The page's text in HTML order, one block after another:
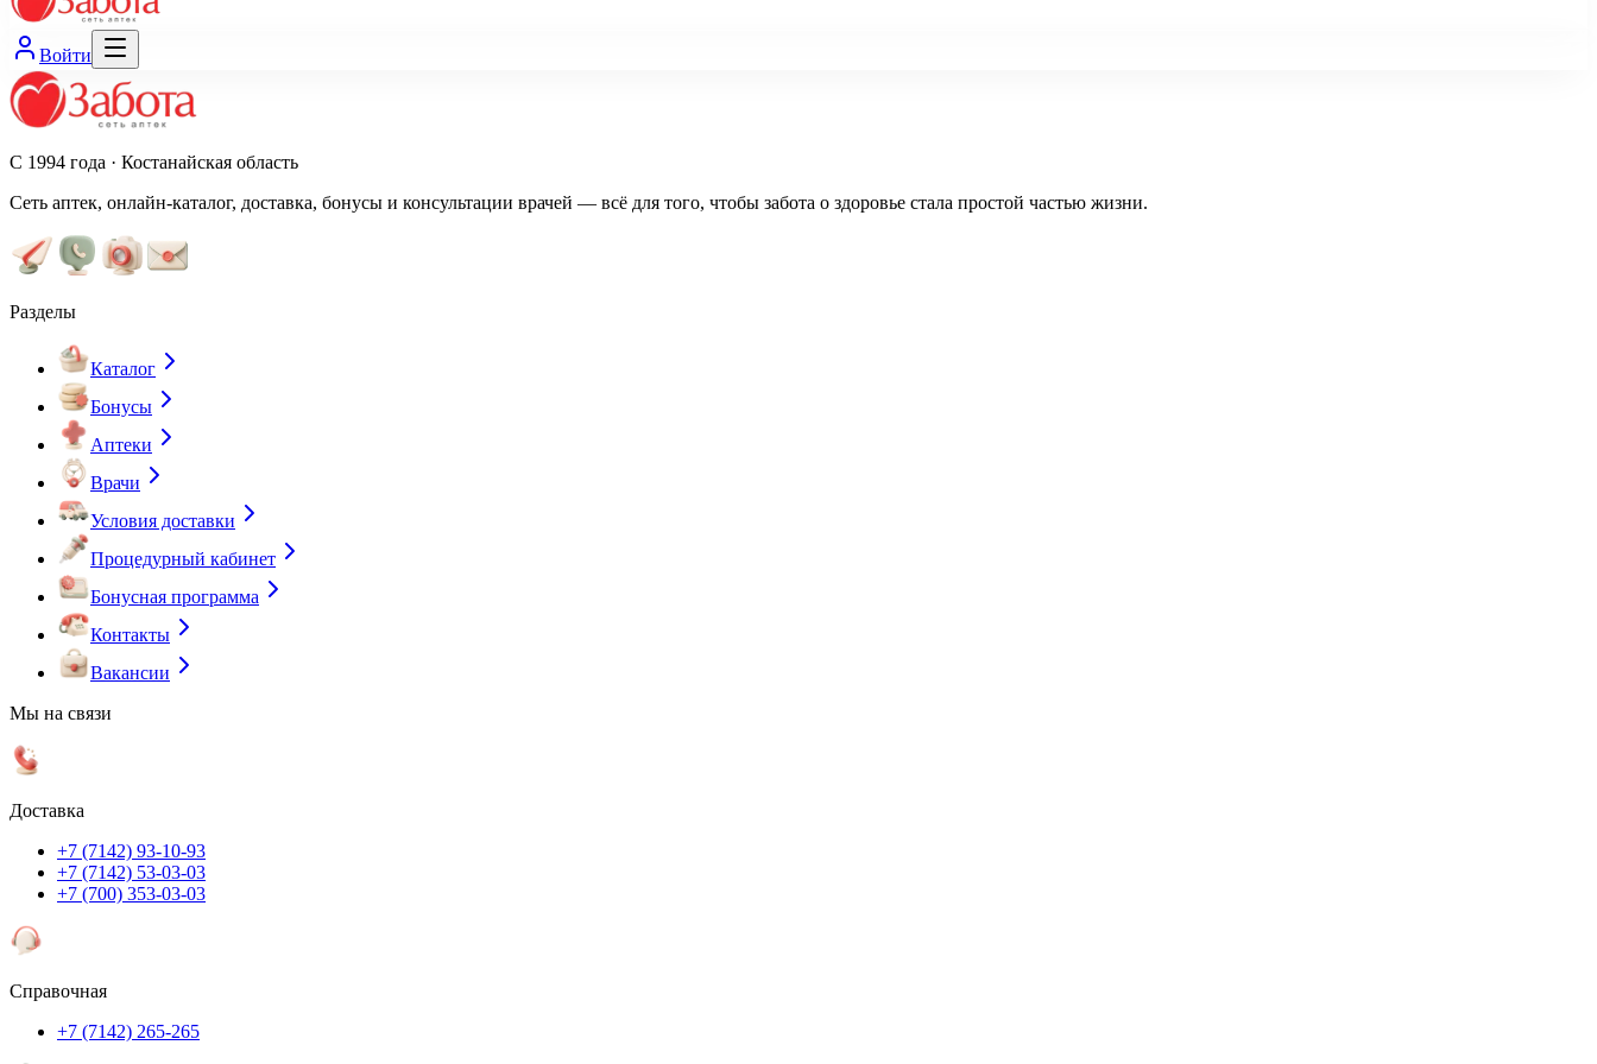
Войти
С 1994 года · Костанайская область
Сеть аптек, онлайн-каталог, доставка, бонусы и консультации врачей — всё для того, чтобы забота о здоровье стала простой частью жизни.
Разделы
Каталог
Бонусы
Аптеки
Врачи
Условия доставки
Процедурный кабинет
Бонусная программа
Контакты
Вакансии
Мы на связи
Доставка
+7 (7142) 93-10-93
+7 (7142) 53-03-03
+7 (700) 353-03-03
Справочная
+7 (7142) 265-265